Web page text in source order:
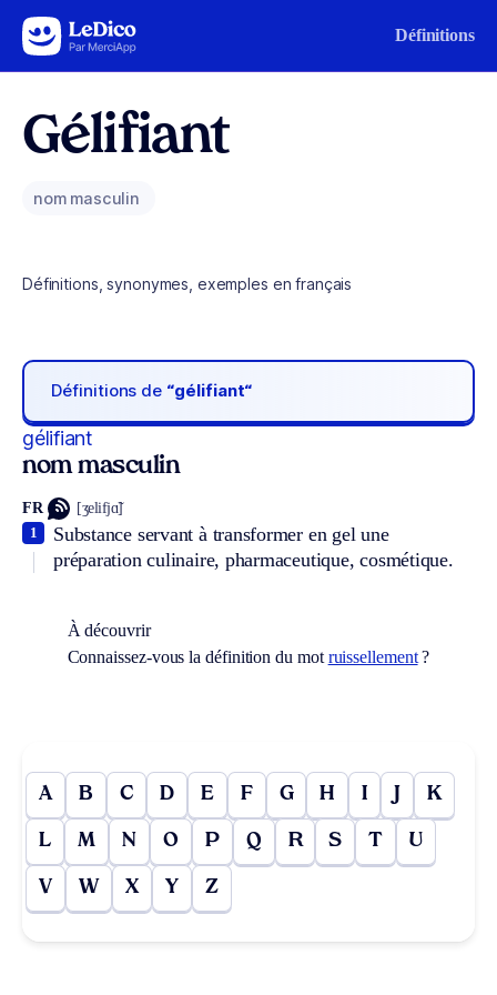
Aller au contenu Définitions
Gélifiant
nom masculin
Définitions, synonymes, exemples en français
Définitions de “gélifiant“
gélifiant
nom masculin
FR [ʒelifjɑ̃]
Substance servant à transformer en gel une
préparation culinaire, pharmaceutique, cosmétique.
1
À découvrir
Connaissez-vous la définition du mot ruissellement?
A B C D E F G H I J K
L M N O P Q R S T U
V W X Y Z